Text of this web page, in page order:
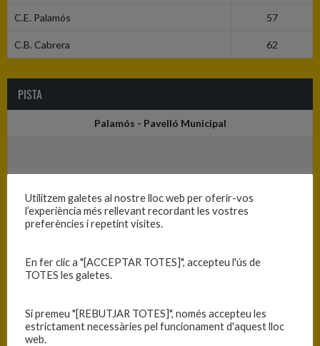
C.E. Palamós 57
C.B. Cabrera 62
PISTA
Palamós - Pavelló Municipal
Utilitzem galetes al nostre lloc web per oferir-vos
l’experiència més rellevant recordant les vostres
preferències i repetint visites.
En fer clic a "[ACCEPTAR TOTES]", accepteu l'ús de
TOTES les galetes.
Si premeu "[REBUTJAR TOTES]", només accepteu les
estrictament necessàries pel funcionament d'aquest lloc
web.